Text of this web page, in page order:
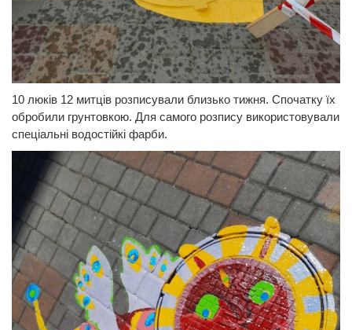
10 люків 12 митців розписували близько тижня. Спочатку їх
обробили грунтовкою. Для самого розпису використовували
спеціальні водостійкі фарби.